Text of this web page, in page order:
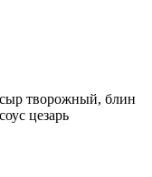
творожный, блин
цезарь